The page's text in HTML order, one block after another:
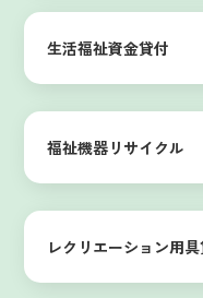
生活福祉資金貸付
福祉機器リサイクル
レクリエーション用